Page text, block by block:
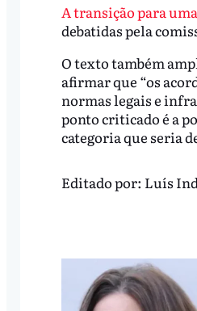
A transição para
debatidas pela
O texto também
afirmar que “os
normas legais e
ponto criticado é a
categoria que seria
Editado por: Luís